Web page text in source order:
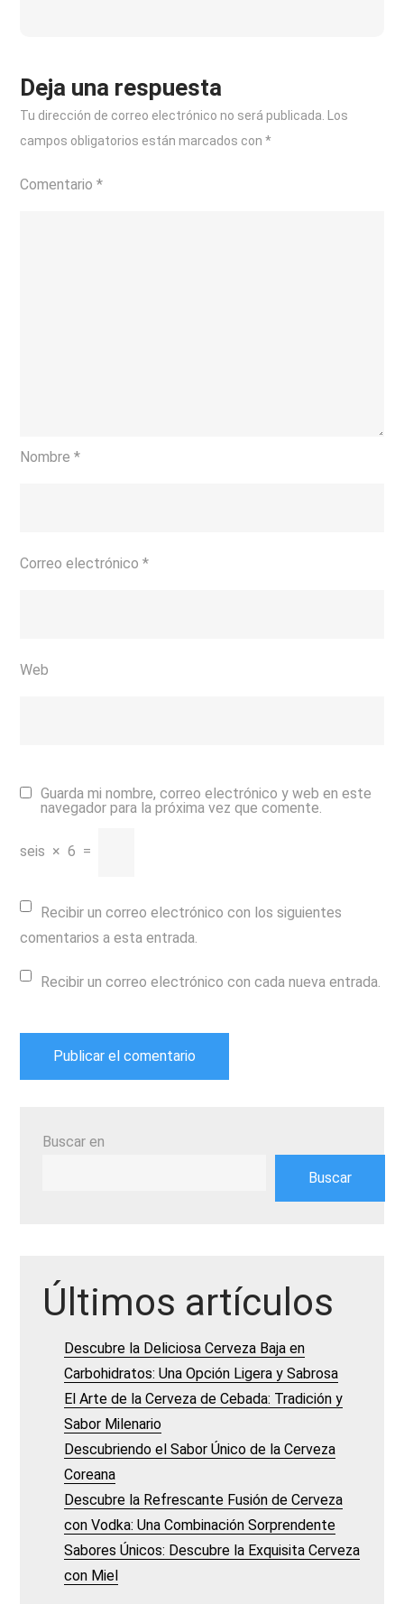
Deja una respuesta
Tu dirección de correo electrónico no será publicada.
Los
campos obligatorios están marcados con*
Comentario*
Nombre*
Correo electrónico*
Web
Guarda mi nombre, correo electrónico y web en este
navegador para la próxima vez que comente.
seis × 6 =
Recibir un correo electrónico con los siguientes
comentarios a esta entrada.
Recibir un correo electrónico con cada nueva entrada.
Buscar en
Buscar
Últimos artículos
Descubre la Deliciosa Cerveza Baja en
Carbohidratos: Una Opción Ligera y Sabrosa
El Arte de la Cerveza de Cebada: Tradición y
Sabor Milenario
Descubriendo el Sabor Único de la Cerveza
Coreana
Descubre la Refrescante Fusión de Cerveza
con Vodka: Una Combinación Sorprendente
Sabores Únicos: Descubre la Exquisita Cerveza
con Miel